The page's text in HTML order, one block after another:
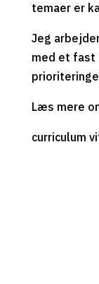
temaer er
Jeg
med et fast
Læs mere
curriculum